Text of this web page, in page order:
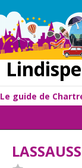
Le guide de